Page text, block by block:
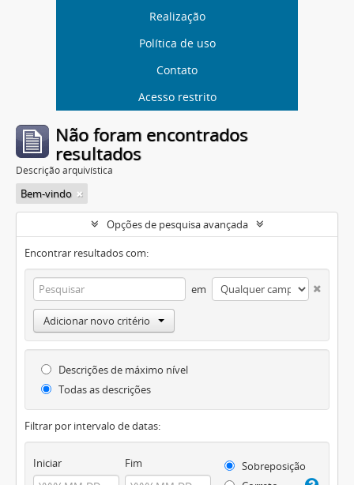
Realização
Política de uso
Contato
Acesso restrito
Não foram encontrados
resultados
Descrição arquivística
Bem-vindo
Opções de pesquisa avançada
Encontrar resultados com:
em
Adicionar novo critério
Descrições de máximo nível
Todas as descrições
Filtrar por intervalo de datas:
Iniciar Fim
Sobreposição